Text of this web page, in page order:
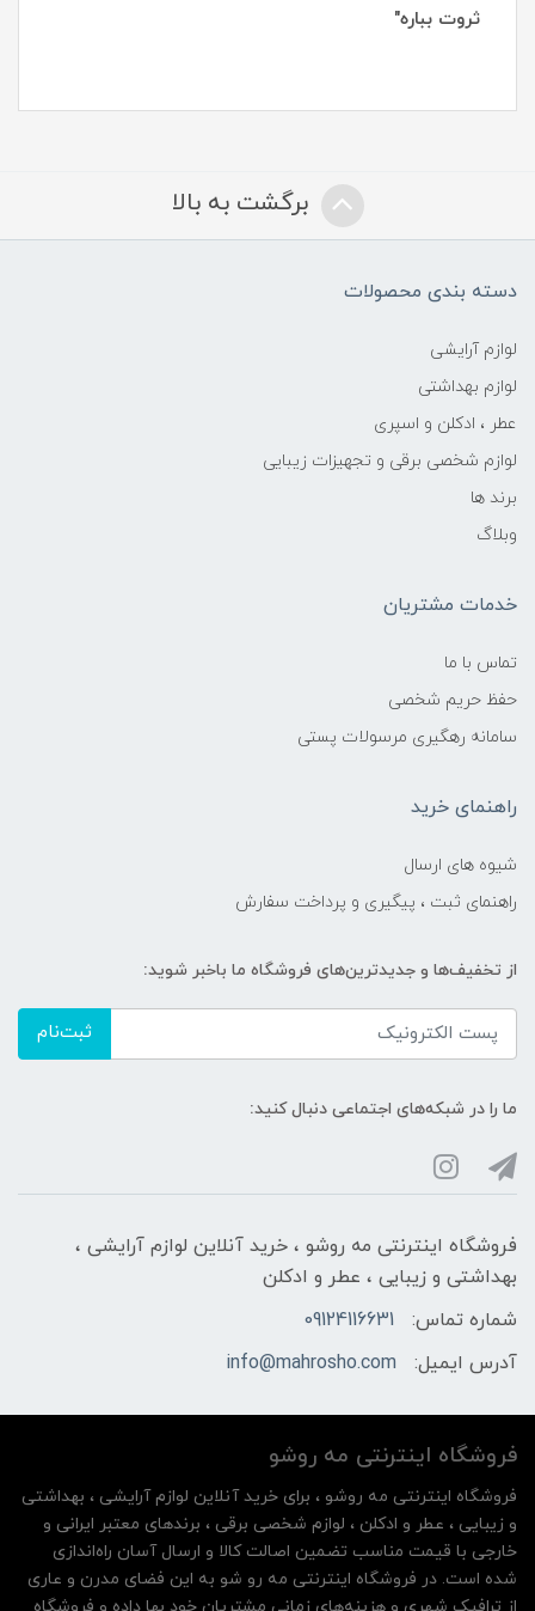
ثروت بباره"
برگشت به بالا
دسته بندی محصولات
لوازم آرایشی
لوازم بهداشتی
عطر ، ادکلن و اسپری
لوازم شخصی برقی و تجهیزات زیبایی
برند ها
وبلاگ
خدمات مشتریان
تماس با ما
حفظ حریم شخصی
سامانه رهگیری مرسولات پستی
راهنمای خرید
شیوه های ارسال
راهنمای ثبت ، پیگیری و پرداخت سفارش
از تخفیف‌ها و جدیدترین‌های فروشگاه ما باخبر شوید:
ثبت‌نام
ما را در شبکه‌های اجتماعی دنبال کنید:
فروشگاه اینترنتی مه‌ رو‌شو ، خرید آنلاین لوازم آرایشی ،
بهداشتی و زیبایی ، عطر و ادکلن
شماره تماس:
09124116631
آدرس ایمیل:
info@mahrosho.com
فروشگاه اینترنتی مه‌ رو‌شو
فروشگاه اینترنتی مه‌ رو‌شو ، برای خرید آنلاین لوازم آرایشی ، بهداشتی
و زیبایی ، عطر و ادکلن ، لوازم شخصی برقی ، برندهای معتبر ایرانی و
خارجی با قیمت مناسب تضمین اصالت کالا و ارسال آسان راه‌اندازی
شده است. در فروشگاه اینترنتی مه رو شو به این فضای مدرن و عاری
از ترافیک شهری و هزینه‌های زمانی مشتریان خود بها داده و فروشگاه